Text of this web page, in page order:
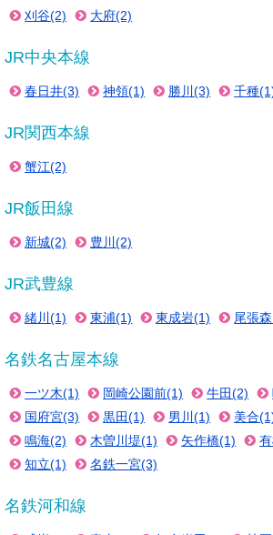
刈谷(2)
大府(2)
JR中央本線
春日井(3) 神領(1) 勝川(3) 千種
JR関西本線
蟹江(2)
JR飯田線
新城(2) 豊川(2)
JR武豊線
緒川(1) 東浦(1) 東成岩(1) 尾張
名鉄名古屋本線
一ツ木(1) 岡崎公園前(1) 牛田(2)
国府宮(3)
黒田(1) 男川(1) 美合
鳴海(2)
木曽川堤(1) 矢作橋(1)
知立(1)
名鉄一宮(3)
名鉄河和線